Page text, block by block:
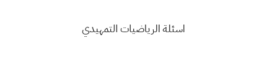
اسئلة الرياضيات التمهيدي